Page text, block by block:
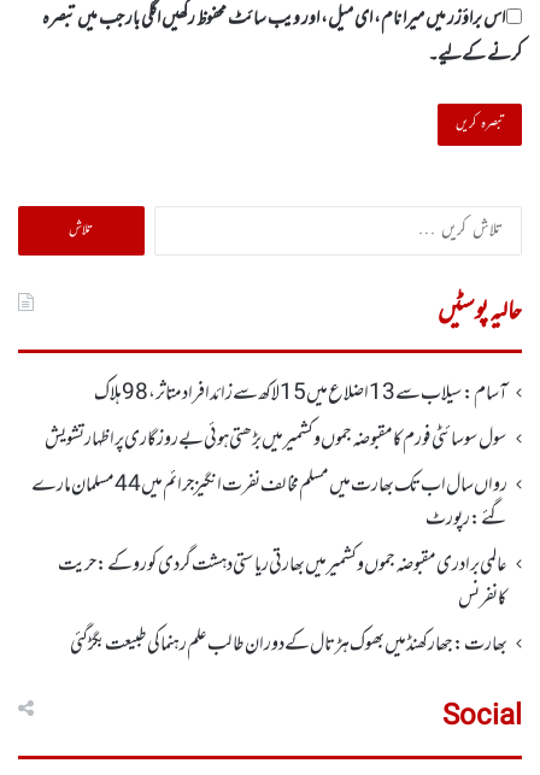
اس براؤزر میں میرا نام، ای میل، اور ویب سائٹ محفوظ رکھیں اگلی بار جب میں تبصرہ
کرنے کےلیے۔
تلاش
کریں
حالیہ پوسٹیں
آسام: سیلاب سے 13اضلاع میں 15لاکھ سے زائد افراد متاثر ، 98ہلاک
سول سوسائٹی فورم کا مقبوضہ جموں وکشمیر میں بڑھتی ہوئی بے روزگاری پر اظہارتشویش
رواں سال اب تک بھارت میں مسلم مخالف نفرت انگیز جرائم میں 44 مسلمان مارے
گئے: رپورٹ
عالمی برادری مقبوضہ جموں وکشمیر میں بھارتی ریاستی دہشت گردی کو روکے : حریت
کانفرنس
بھارت :جھارکھنڈمیں بھوک ہڑتال کے دوران طالب علم رہنما کی طبیعت بگڑ گئی
Social